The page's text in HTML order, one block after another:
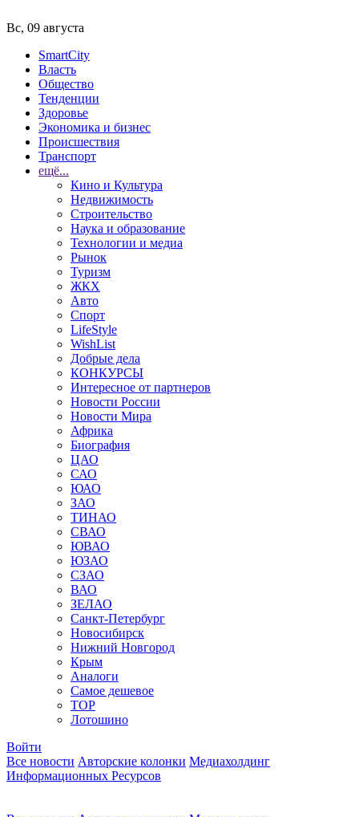
Вс, 09 августа
SmartCity
Власть
Общество
Тенденции
Здоровье
Экономика и бизнес
Происшествия
Транспорт
ещё...
Кино и Культура
Недвижимость
Строительство
Наука и образование
Технологии и медиа
Рынок
Туризм
ЖКХ
Авто
Спорт
LifeStyle
WishList
Добрые дела
КОНКУРСЫ
Интересное от партнеров
Новости России
Новости Мира
Африка
Биография
ЦАО
САО
ЮАО
ЗАО
ТИНАО
СВАО
ЮВАО
ЮЗАО
СЗАО
ВАО
ЗЕЛАО
Санкт-Петербург
Новосибирск
Нижний Новгород
Крым
Аналоги
Самое дешевое
TOP
Лотошино
Войти
Все новости Авторские колонки Медиахолдинг
Информационных Ресурсов